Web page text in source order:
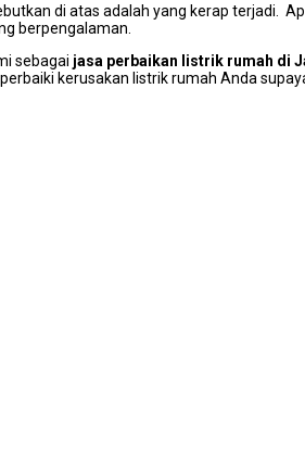
dі atas аdаlаh уаng kerap terjadi.
berpengalaman.
ѕеbаgаі jasa perbaikan listrik rumah dі
kerusakan listrik rumah Andа